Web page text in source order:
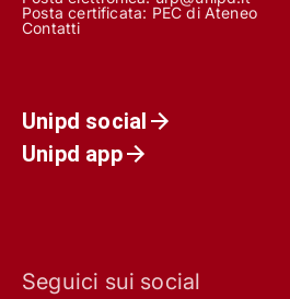
Posta certificata: PEC di Ateneo
Contatti
Unipd social
Unipd app
Seguici sui social